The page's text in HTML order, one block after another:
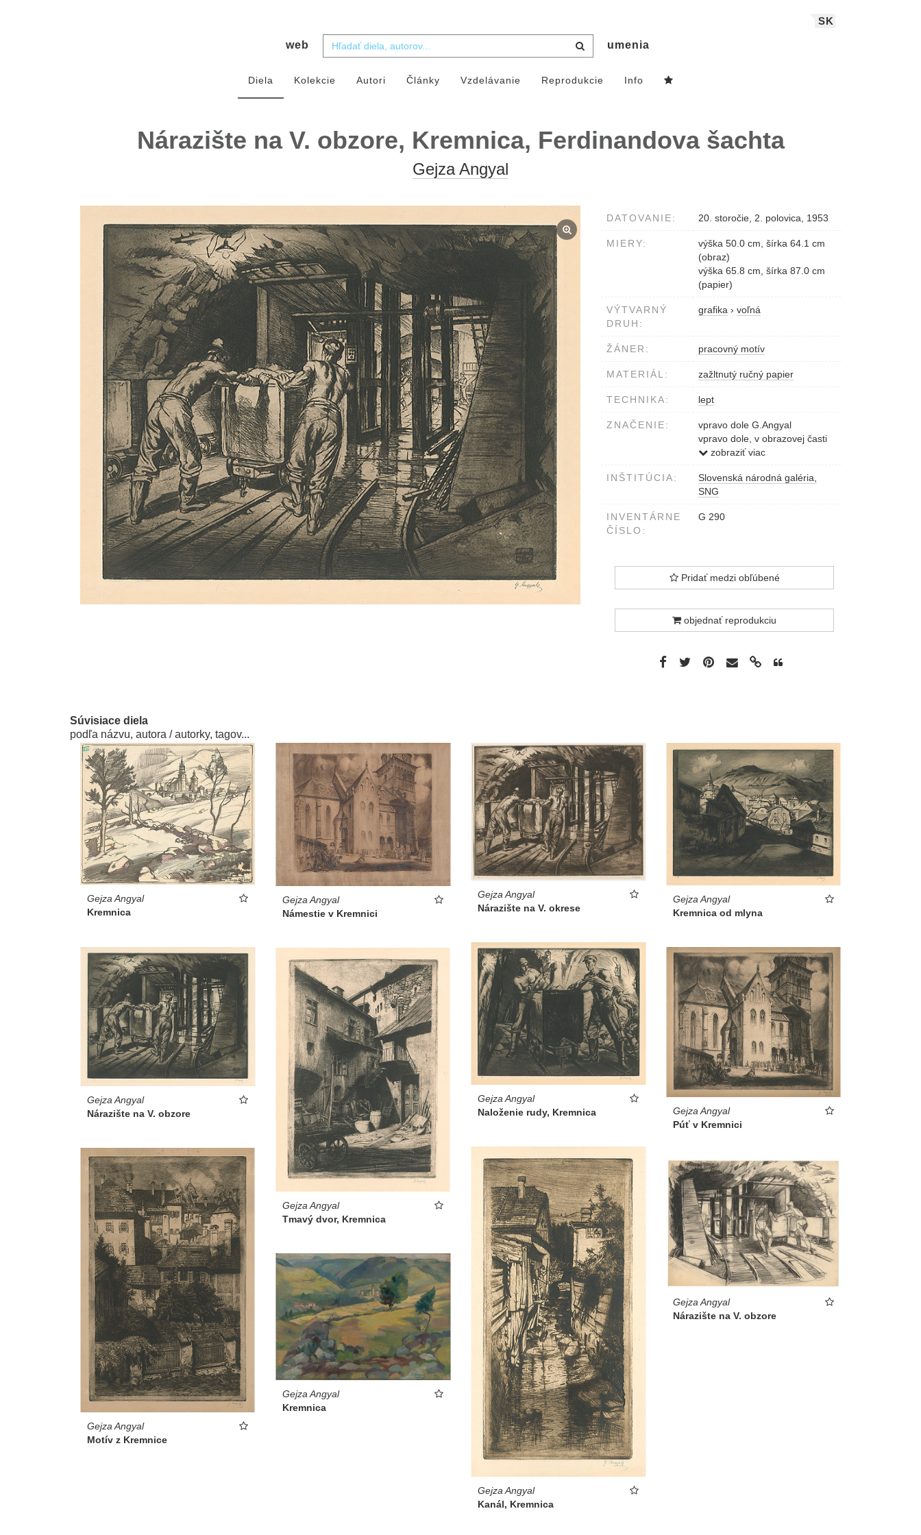
SK
web umenia
Diela Kolekcie Autori Články Vzdelávanie Reprodukcie Info
Nárazište na V. obzore, Kremnica, Ferdinandova šachta
Gejza Angyal
DATOVANIE: 20. storočie, 2. polovica, 1953
MIERY:
výška 50.0 cm, šírka 64.1 cm
(obraz)
výška 65.8 cm, šírka 87.0 cm
(papier)
VÝTVARNÝ
DRUH:
grafika › voľná
ŽÁNER: pracovný motív
MATERIÁL: zažltnutý ručný papier
TECHNIKA: lept
ZNAČENIE:
vpravo dole G.Angyal
vpravo dole, v obrazovej časti
G.Angyal 1953
zobraziť viac
INŠTITÚCIA:
Slovenská národná galéria,
SNG
INVENTÁRNE
ČÍSLO:
G 290
Pridať medzi obľúbené
objednať reprodukciu
Súvisiace diela
podľa názvu, autora / autorky, tagov...
Gejza Angyal
Kremnica
Gejza Angyal
Námestie v Kremnici
Gejza Angyal
Nárazište na V. okrese
Gejza Angyal
Kremnica od mlyna
Gejza Angyal
Naloženie rudy, Kremnica
Gejza Angyal
Nárazište na V. obzore
Gejza Angyal
Púť v Kremnici
Gejza Angyal
Tmavý dvor, Kremnica
Gejza Angyal
Kanál, Kremnica
Gejza Angyal
Motív z Kremnice
Gejza Angyal
Nárazište na V. obzore
Gejza Angyal
Kremnica